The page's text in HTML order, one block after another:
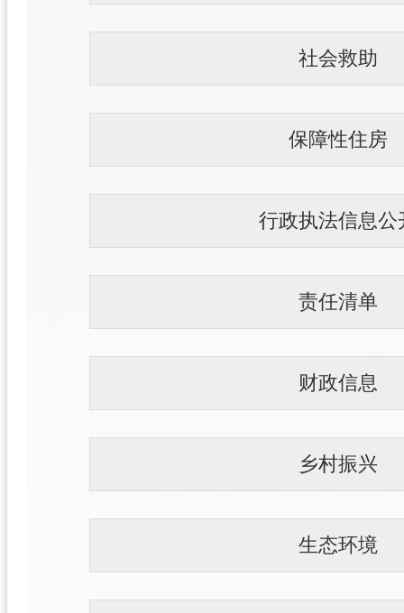
社会救助
保障性住房
行政执法信息公
责任清单
财政信息
乡村振兴
生态环境